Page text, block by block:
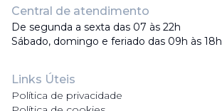
Central de atendimento
De segunda a sexta das 07 às 22h
Sábado, domingo e feriado das 09h às 18h
Links Úteis
Política de privacidade